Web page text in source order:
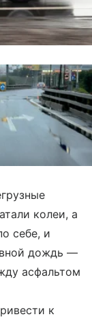
колеи, а
себе, и
дождь —
асфальтом
к